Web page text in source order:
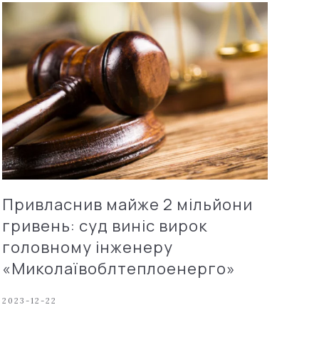
Привласнив майже 2 мільйони
гривень: суд виніс вирок
головному інженеру
«Миколаївоблтеплоенерго»
2023-12-22